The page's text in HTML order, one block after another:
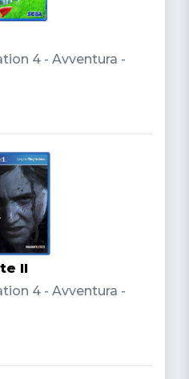
4 - Avventura -
II
4 - Avventura -